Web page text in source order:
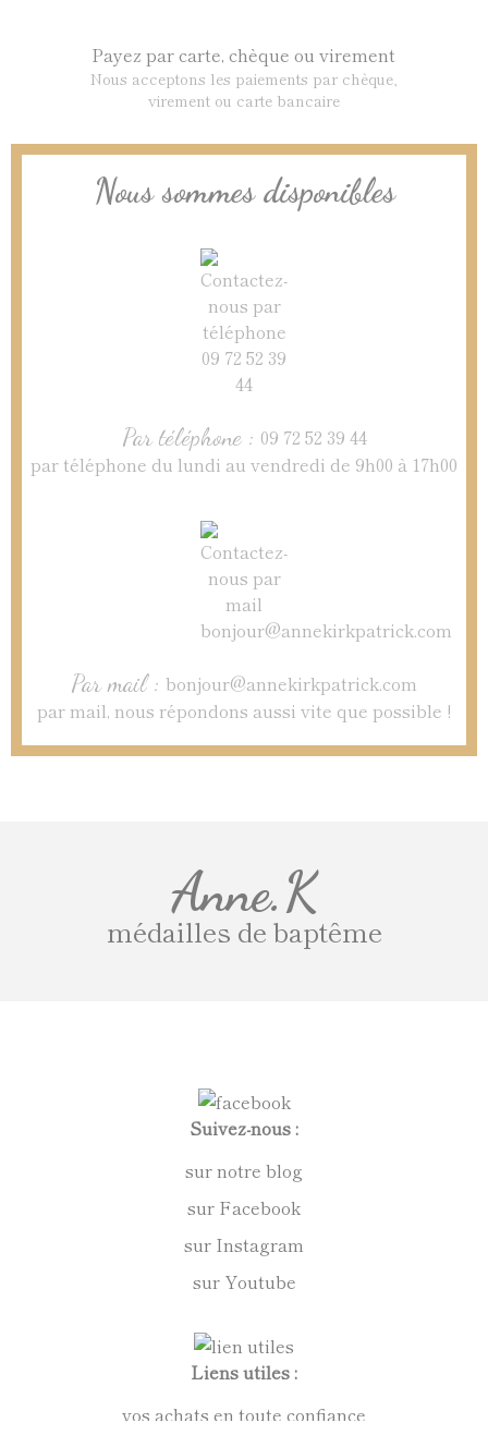
Payez par carte, chèque ou virement
Nous acceptons les paiements par chèque,
virement ou carte bancaire
Nous sommes disponibles
Par téléphone : 09 72 52 39 44
par téléphone du lundi au vendredi de 9h00 à 17h00
Par mail : bonjour@annekirkpatrick.com
par mail, nous répondons aussi vite que possible !
Anne.K
médailles de baptême
Suivez-nous :
sur notre blog
sur Facebook
sur Instagram
sur Youtube
Liens utiles :
vos achats en toute confiance